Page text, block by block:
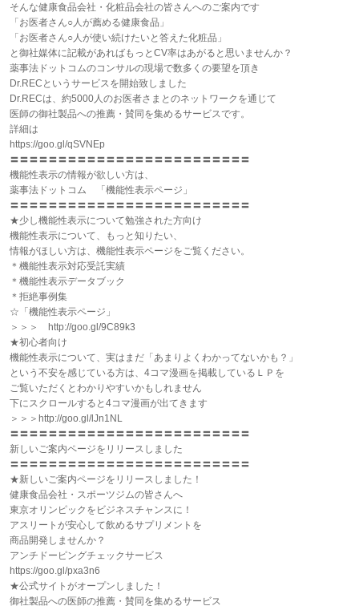
そんな健康食品会社・化粧品会社の皆さんへのご案内です
「お医者さん○人が薦める健康食品」
「お医者さん○人が使い続けたいと答えた化粧品」
と御社媒体に記載があればもっとCV率はあがると思いませんか？
薬事法ドットコムのコンサルの現場で数多くの要望を頂き
Dr.RECというサービスを開始致しました
Dr.RECは、約5000人のお医者さまとのネットワークを通じて
医師の御社製品への推薦・賛同を集めるサービスです。
詳細は
https://goo.gl/qSVNEp
〓〓〓〓〓〓〓〓〓〓〓〓〓〓〓〓〓〓〓〓〓〓〓〓〓
機能性表示の情報が欲しい方は、
薬事法ドットコム 「機能性表示ページ」
〓〓〓〓〓〓〓〓〓〓〓〓〓〓〓〓〓〓〓〓〓〓〓〓〓
★少し機能性表示について勉強された方向け
機能性表示について、もっと知りたい、
情報がほしい方は、機能性表示ページをご覧ください。
＊機能性表示対応受託実績
＊機能性表示データブック
＊拒絶事例集
☆「機能性表示ページ」
＞＞＞ http://goo.gl/9C89k3
★初心者向け
機能性表示について、実はまだ「あまりよくわかってないかも？」
という不安を感じている方は、4コマ漫画を掲載しているＬＰを
ご覧いただくとわかりやすいかもしれません
下にスクロールすると4コマ漫画が出てきます
＞＞＞http://goo.gl/lJn1NL
〓〓〓〓〓〓〓〓〓〓〓〓〓〓〓〓〓〓〓〓〓〓〓〓〓
新しいご案内ページをリリースしました
〓〓〓〓〓〓〓〓〓〓〓〓〓〓〓〓〓〓〓〓〓〓〓〓〓
★新しいご案内ページをリリースしました！
健康食品会社・スポーツジムの皆さんへ
東京オリンピックをビジネスチャンスに！
アスリートが安心して飲めるサプリメントを
商品開発しませんか？
アンチドーピングチェックサービス
https://goo.gl/pxa3n6
★公式サイトがオープンしました！
御社製品への医師の推薦・賛同を集めるサービス